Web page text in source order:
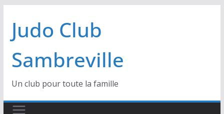
contenu
Judo Club
Sambreville
Un club pour toute la famille